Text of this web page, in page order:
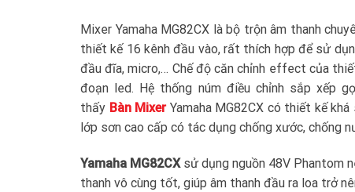
Mixer Yamaha MG82CX là bộ trộn âm thanh
thiết kế 16 kênh đầu vào, rất thích hợp để sử
đầu đĩa, micro,… Chế độ căn chỉnh effect của
đoạn led. Hệ thống núm điều chỉnh sắp xếp
thấy Bàn MixerYamaha MG82CX có thiết kế
lớp sơn cao cấp có tác dụng chống xước, chống
Yamaha MG82CXsử dụng nguồn 48V Phantom
thanh vô cùng tốt, giúp âm thanh đầu ra loa trở